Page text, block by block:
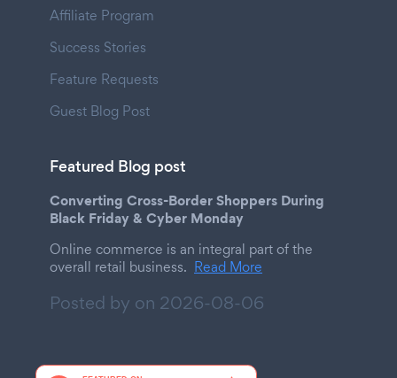
Affiliate Program
Success Stories
Feature Requests
Guest Blog Post
Featured Blog post
Converting Cross-Border Shoppers During
Black Friday & Cyber Monday
Online commerce is an integral part of the
overall retail business. Read More
Posted by on 2026-08-06